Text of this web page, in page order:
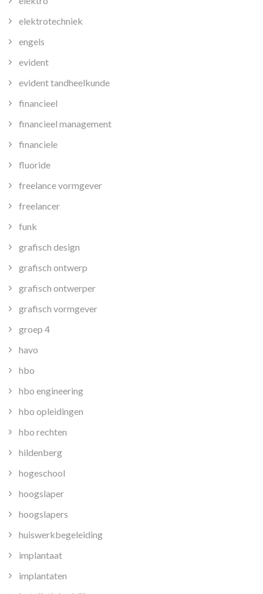
elektrotechniek
engels
evident
evident tandheelkunde
financieel
financieel management
financiele
fluoride
freelance vormgever
freelancer
funk
grafisch design
grafisch ontwerp
grafisch ontwerper
grafisch vormgever
groep 4
havo
hbo
hbo engineering
hbo opleidingen
hbo rechten
hildenberg
hogeschool
hoogslaper
hoogslapers
huiswerkbegeleiding
implantaat
implantaten